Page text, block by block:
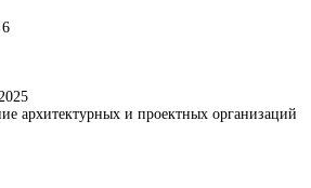
архитектурных и проектных организаций